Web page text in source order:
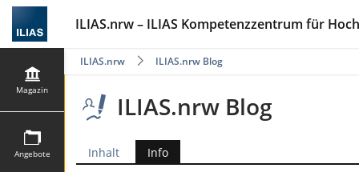
ILIAS.nrw – ILIAS Kompetenzzentrum für
Magazin
Angebote
ILIAS.nrw ILIAS.nrw Blog
ILIAS.nrw Blog
Inhalt Info